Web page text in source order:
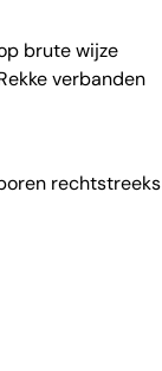
brute wijze
verbanden
rechtstreeks